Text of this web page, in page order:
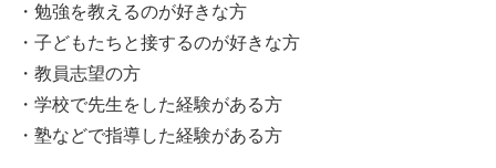
・勉強を教えるのが好きな方
・子どもたちと接するのが好きな方
・教員志望の方
・学校で先生をした経験がある方
・塾などで指導した経験がある方